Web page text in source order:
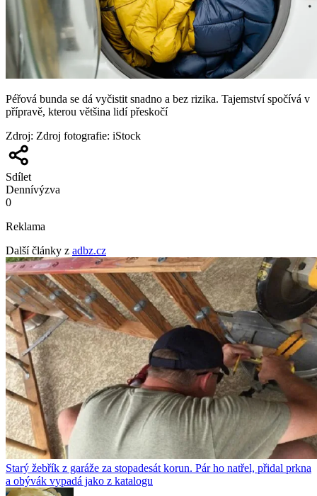
Péřová bunda se dá vyčistit snadno a bez rizika. Tajemství spočívá v
přípravě, kterou většina lidí přeskočí
Zdroj: Zdroj fotografie: iStock
Sdílet
Dennívýzva
0
Reklama
Další články z adbz.cz
Starý žebřík z garáže za stopadesát korun. Pár ho natřel, přidal prkna
a obývák vypadá jako z katalogu